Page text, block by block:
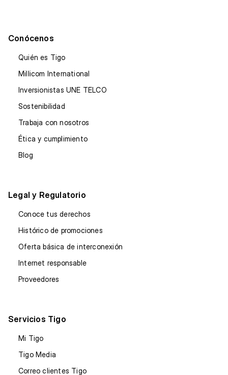
Conócenos
Quién es Tigo
Millicom International
Inversionistas UNE TELCO
Sostenibilidad
Trabaja con nosotros
Ética y cumplimiento
Blog
Legal y Regulatorio
Conoce tus derechos
Histórico de promociones
Oferta básica de interconexión
Internet responsable
Proveedores
Servicios Tigo
Mi Tigo
Tigo Media
Correo clientes Tigo